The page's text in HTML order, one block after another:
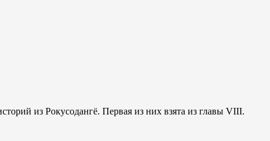
из Рокусодангё. Первая из них взята из главы VIII.